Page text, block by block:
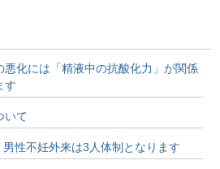
悪化には「精液中の抗酸化力」が関係
す
いて
性不妊外来は3人体制となります